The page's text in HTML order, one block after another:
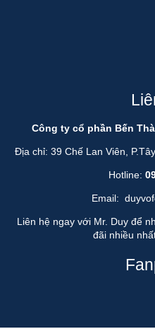
Công ty cổ phần Bến
Địa chỉ: 39 Chế Lan Viên,
Hotline:
Email:
Liên hệ ngay với Mr. Duy để
đãi nhiều